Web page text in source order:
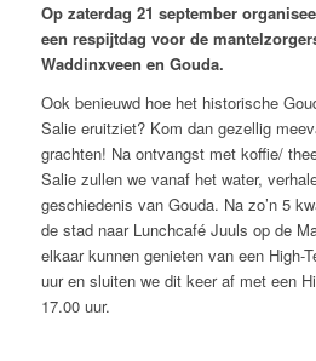
Op zaterdag 21 september
een respijtdag voor de
Waddinxveen en Gouda.
Ook benieuwd hoe het historische
Salie eruitziet? Kom dan gezellig
grachten! Na ontvangst met koffie/
Salie zullen we vanaf het water,
geschiedenis van Gouda. Na zo’n 5
de stad naar Lunchcafé Juuls op de
elkaar kunnen genieten van een High-
uur en sluiten we dit keer af met een
17.00 uur.